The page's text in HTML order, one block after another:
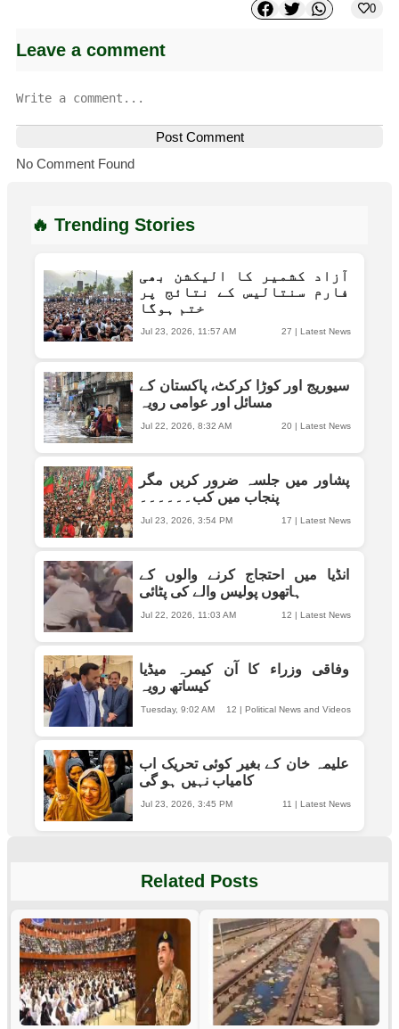
0
Leave a comment
Post Comment
No Comment Found
🔥 Trending Stories
آزاد کشمیر کا الیکشن بھی
فارم سنتالیس کے نتائج پر
ختم ہوگا
27 | Latest News
Jul 23, 2026, 11:57 AM
سیوریج اور کوڑا کرکٹ، پاکستان کے
مسائل اور عوامی رویہ
20 | Latest News
Jul 22, 2026, 8:32 AM
پشاور میں جلسہ ضرور کریں مگر
پنجاب میں کب۔۔۔۔۔۔
17 | Latest News
Jul 23, 2026, 3:54 PM
انڈیا میں احتجاج کرنے والوں کے
ہاتھوں پولیس والے کی پٹائی
12 | Latest News
Jul 22, 2026, 11:03 AM
وفاقی وزراء کا آن کیمرہ میڈیا
کیساتھ رویہ
12 | Political News and Videos
Tuesday, 9:02 AM
علیمہ خان کے بغیر کوئی تحریک اب
کامیاب نہیں ہو گی
11 | Latest News
Jul 23, 2026, 3:45 PM
Related Posts